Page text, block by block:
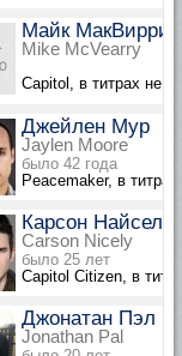
Майк МакВирри
Mike McVearry
Capitol, в титрах не
Джейлен Мур
Jaylen Moore
было 42 года
Peacemaker, в
Карсон Найсели
Carson Nicely
было 25 лет
Capitol Citizen, в
Джонатан Пэл
Jonathan Pal